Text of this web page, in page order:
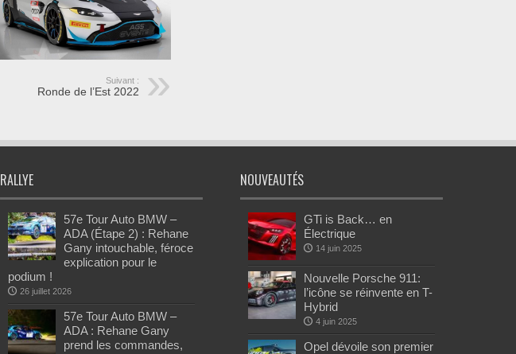
Suivant :
Ronde de l’Est 2022
RALLYE
57e Tour Auto BMW –
ADA (Étape 2) : Rehane
Gany intouchable, féroce
explication pour le
podium !
26 juillet 2026
57e Tour Auto BMW –
ADA : Rehane Gany
prend les commandes,
NOUVEAUTÉS
GTi is Back… en
Électrique
14 juin 2025
Nouvelle Porsche 911:
l’icône se réinvente en T-
Hybrid
4 juin 2025
Opel dévoile son premier